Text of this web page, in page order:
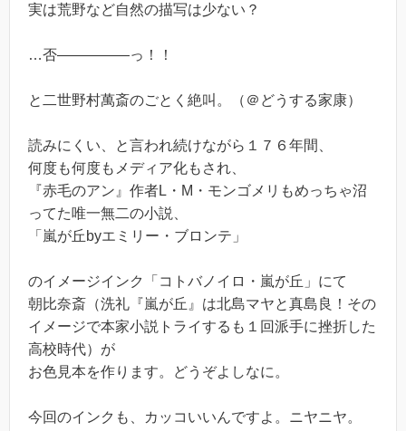
実は荒野など自然の描写は少ない？
…否―――――っ！！
と二世野村萬斎のごとく絶叫。（＠どうする家康）
読みにくい、と言われ続けながら１７６年間、
何度も何度もメディア化もされ、
『赤毛のアン』作者L・M・モンゴメリもめっちゃ沼
ってた唯一無二の小説、
「嵐が丘byエミリー・ブロンテ」
のイメージインク「コトバノイロ・嵐が丘」にて
朝比奈斎（洗礼『嵐が丘』は北島マヤと真島良！その
イメージで本家小説トライするも１回派手に挫折した
高校時代）が
お色見本を作ります。どうぞよしなに。
今回のインクも、カッコいいんですよ。ニヤニヤ。